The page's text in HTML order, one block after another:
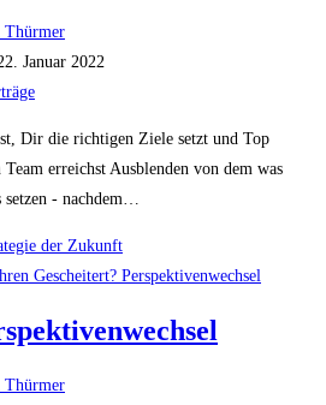
Thürmer
Januar 2022
Dir die richtigen Ziele setzt und Top
erreichst Ausblenden von dem was
- nachdem…
der Zukunft
Thürmer